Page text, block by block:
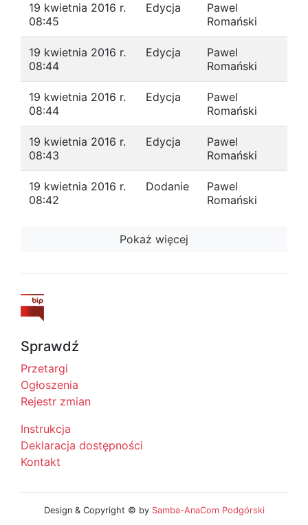
19 kwietnia 2016 r.
08:45
Edycja
Pawel
Romański
19 kwietnia 2016 r.
08:44
Edycja
Pawel
Romański
19 kwietnia 2016 r.
08:44
Edycja
Pawel
Romański
19 kwietnia 2016 r.
08:43
Edycja
Pawel
Romański
19 kwietnia 2016 r.
08:42
Dodanie
Pawel
Romański
Pokaż więcej
Sprawdź
Przetargi
Ogłoszenia
Rejestr zmian
Instrukcja
Deklaracja dostępności
Kontakt
Design & Copyright © by Samba-AnaCom Podgórski